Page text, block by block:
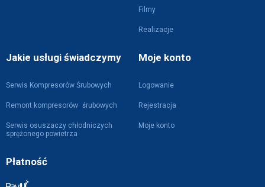
Filmy
Realizacje
Jakie usługi świadczymy
Serwis Kompresorów Śrubowych
Remont kompresorów śrubowych
Serwis osuszaczy chłodniczych
sprężonego powietrza
Moje konto
Logowanie
Rejestracja
Moje konto
Płatność